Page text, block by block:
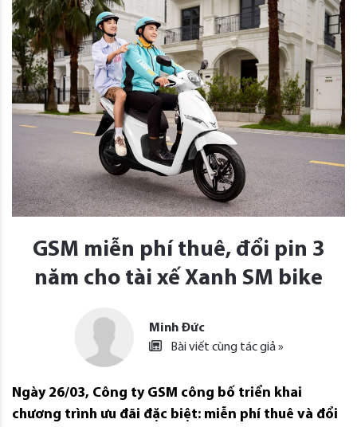
GSM miễn phí thuê, đổi pin 3
năm cho tài xế Xanh SM bike
Minh Đức
Bài viết cùng tác giả »
Ngày 26/03, Công ty GSM công bố triển khai
chương trình ưu đãi đặc biệt: miễn phí thuê và đổi